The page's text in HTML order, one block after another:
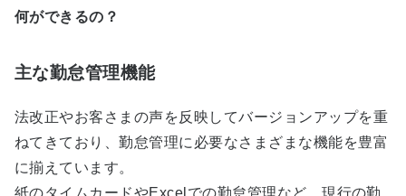
何ができるの？
主な勤怠管理機能
法改正やお客さまの声を反映してバージョンアップを重
ねてきており、勤怠管理に必要なさまざまな機能を豊富
に揃えています。
紙のタイムカードやExcelでの勤怠管理など、現行の勤